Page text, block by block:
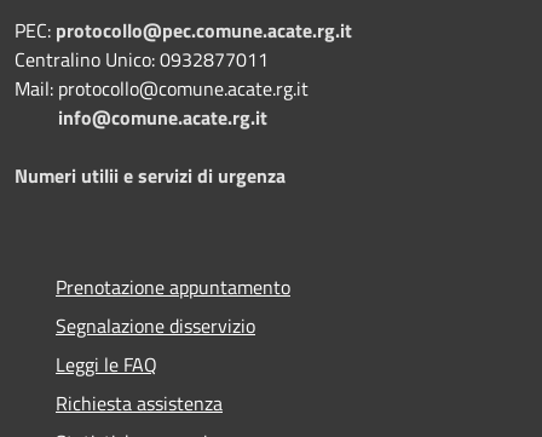
PEC: protocollo@pec.comune.acate.rg.it
Centralino Unico: 0932877011
Mail: protocollo@comune.acate.rg.it
info@comune.acate.rg.it
Numeri utilii e servizi di urgenza
Prenotazione appuntamento
Segnalazione disservizio
Leggi le FAQ
Richiesta assistenza